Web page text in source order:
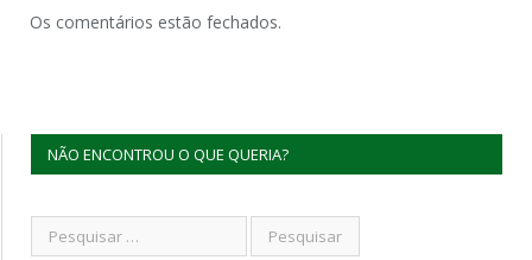
Os comentários estão fechados.
NÃO ENCONTROU O QUE QUERIA?